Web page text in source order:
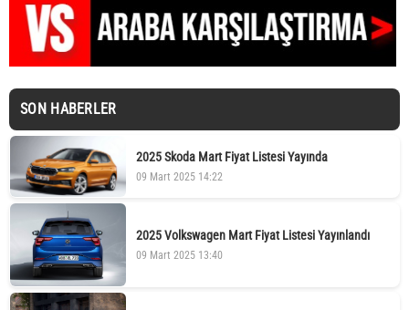
SON HABERLER
2025 Skoda Mart Fiyat Listesi Yayında
09 Mart 2025 14:22
2025 Volkswagen Mart Fiyat Listesi Yayınlandı
09 Mart 2025 13:40